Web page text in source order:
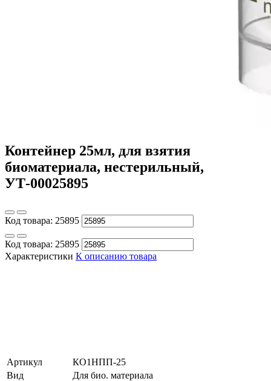
Контейнер 25мл, для взятия
биоматериала, нестерильный,
УТ-00025895
Код товара: 25895
Код товара: 25895
Характеристики К описанию товара
Артикул
КО1НПП-25
Вид
Для био. материала